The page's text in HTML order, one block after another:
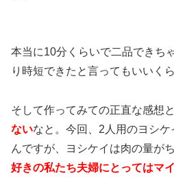
本当に10分くらいで二品できち
り時短できたと言ってもいいく
そして作ってみての正直な感想と
ないなと。今回、2人用のヨシ
んですが、ヨシケイは肉の量が
好きの私たち夫婦にとってはマ